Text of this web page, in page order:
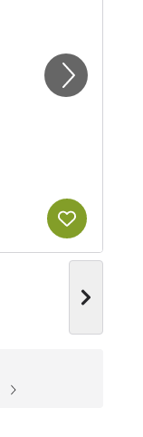
Produkt